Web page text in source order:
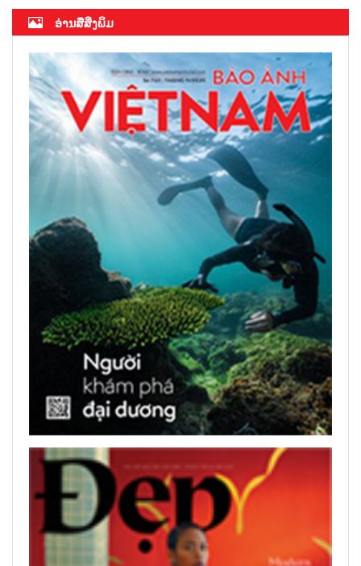
ອ່ານສື່ສິ່ງພິມ